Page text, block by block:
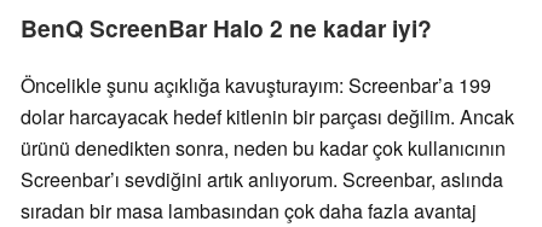
BenQ ScreenBar Halo 2 ne kadar iyi?
Öncelikle şunu açıklığa kavuşturayım: Screenbar’a 199
dolar harcayacak hedef kitlenin bir parçası değilim. Ancak
ürünü denedikten sonra, neden bu kadar çok kullanıcının
Screenbar’ı sevdiğini artık anlıyorum. Screenbar, aslında
sıradan bir masa lambasından çok daha fazla avantaj